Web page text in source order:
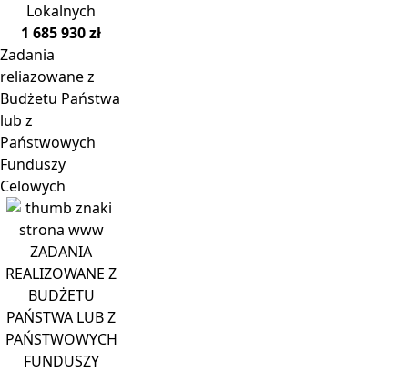
Lokalnych
1 685 930 zł
Zadania
reliazowane z
Budżetu Państwa
lub z
Państwowych
Funduszy
Celowych
ZADANIA
REALIZOWANE Z
BUDŻETU
PAŃSTWA LUB Z
PAŃSTWOWYCH
FUNDUSZY